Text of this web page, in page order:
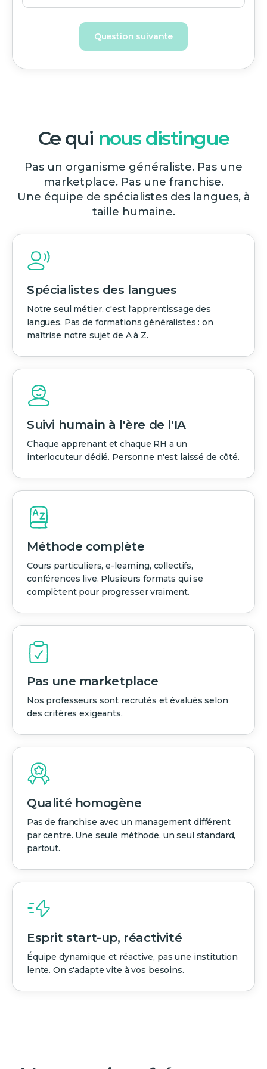
Question suivante
Ce qui nous distingue
Pas un organisme généraliste. Pas une
marketplace. Pas une franchise.
Une équipe de spécialistes des langues, à
taille humaine.
Spécialistes des langues
Notre seul métier, c'est l'apprentissage des
langues. Pas de formations généralistes : on
maîtrise notre sujet de A à Z.
Suivi humain à l'ère de l'IA
Chaque apprenant et chaque RH a un
interlocuteur dédié. Personne n'est laissé de côté.
Méthode complète
Cours particuliers, e-learning, collectifs,
conférences live. Plusieurs formats qui se
complètent pour progresser vraiment.
Pas une marketplace
Nos professeurs sont recrutés et évalués selon
des critères exigeants.
Qualité homogène
Pas de franchise avec un management différent
par centre. Une seule méthode, un seul standard,
partout.
Esprit start-up, réactivité
Équipe dynamique et réactive, pas une institution
lente. On s'adapte vite à vos besoins.